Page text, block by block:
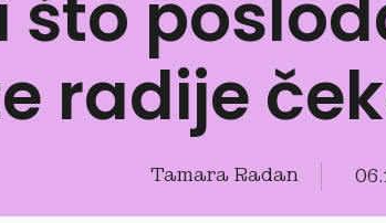
radije
Tamara Radan